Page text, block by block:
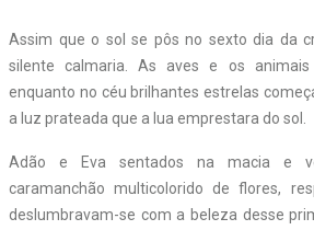
Assim que o sol se pôs no sexto dia da
silente calmaria. As aves e os
enquanto no céu brilhantes estrelas
a luz prateada que a lua emprestara do sol.
Adão e Eva sentados na macia e
caramanchão multicolorido de flores,
deslumbravam-se com a beleza desse